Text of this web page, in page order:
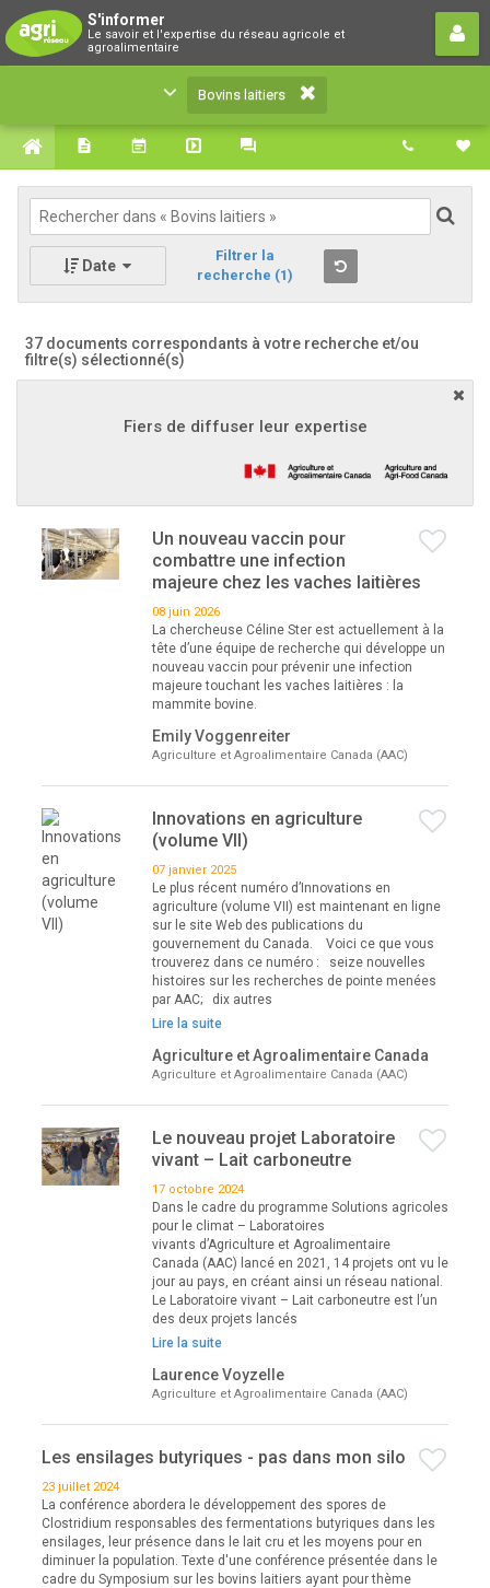
S'informer
Le savoir et l'expertise du réseau agricole et
agroalimentaire
Bovins laitiers
Le savoir et l'expertise du réseau agricole et
agroalimentaire
Bovins laitiers
Date
Filtrer la
recherche (1)
37 documents correspondants à votre recherche et/ou
filtre(s) sélectionné(s)
Fiers de diffuser leur expertise
Un nouveau vaccin pour
combattre une infection
majeure chez les vaches laitières
08 juin 2026
La chercheuse Céline Ster est actuellement à la
tête d’une équipe de recherche qui développe un
nouveau vaccin pour prévenir une infection
majeure touchant les vaches laitières : la
mammite bovine.
Emily Voggenreiter
Agriculture et Agroalimentaire Canada (AAC)
Innovations en agriculture
(volume VII)
07 janvier 2025
Le plus récent numéro d’Innovations en
agriculture (volume VII) est maintenant en ligne
sur le site Web des publications du
gouvernement du Canada. Voici ce que vous
trouverez dans ce numéro : seize nouvelles
histoires sur les recherches de pointe menées
par AAC; dix autres
Lire la suite
Agriculture et Agroalimentaire Canada
Agriculture et Agroalimentaire Canada (AAC)
Le nouveau projet Laboratoire
vivant – Lait carboneutre
17 octobre 2024
Dans le cadre du programme Solutions agricoles
pour le climat – Laboratoires
vivants d’Agriculture et Agroalimentaire
Canada (AAC) lancé en 2021, 14 projets ont vu le
jour au pays, en créant ainsi un réseau national.
Le Laboratoire vivant – Lait carboneutre est l’un
des deux projets lancés
Lire la suite
Laurence Voyzelle
Agriculture et Agroalimentaire Canada (AAC)
Les ensilages butyriques - pas dans mon silo
23 juillet 2024
La conférence abordera le développement des spores de
Clostridium responsables des fermentations butyriques dans les
ensilages, leur présence dans le lait cru et les moyens pour en
diminuer la population. Texte d'une conférence présentée dans le
cadre du Symposium sur les bovins laitiers ayant pour thème